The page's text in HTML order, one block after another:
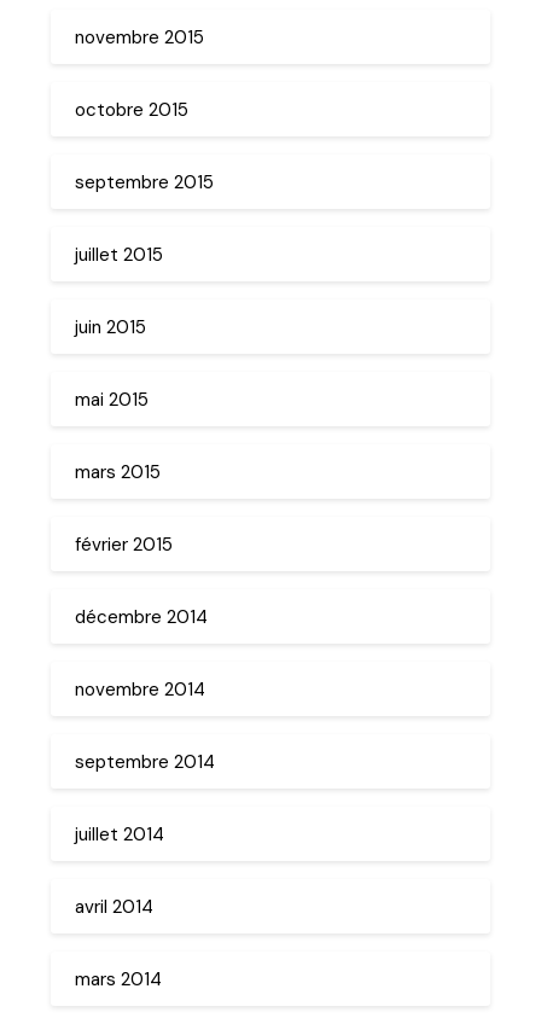
novembre 2015
octobre 2015
septembre 2015
juillet 2015
juin 2015
mai 2015
mars 2015
février 2015
décembre 2014
novembre 2014
septembre 2014
juillet 2014
avril 2014
mars 2014